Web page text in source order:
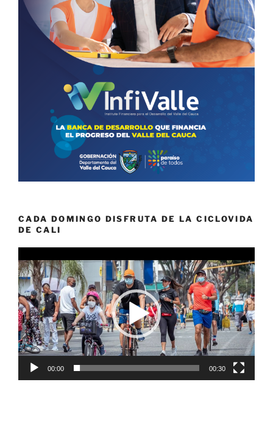
CADA DOMINGO DISFRUTA DE LA CICLOVIDA
DE CALI
de
vídeo
00:00 00:30